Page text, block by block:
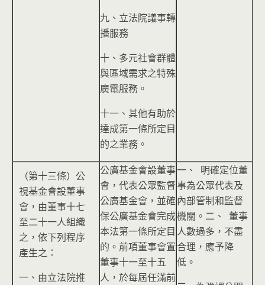
九、立法院議事轉
播服務
十、多元社會群體
與區域需求之特殊
廣電服務。
十一、其他有助於
達成第一條所定目
的之業務。
（第十三條）公
視基金會設董事
會，由董事十七
至二十一人組織
之，依下列程序
產生之：
一、由立法院推
公廣基金會設董事
會，代表公眾監督
公廣基金會，並確
保公廣基金會完成
本法第一條所定目
的。前項董事會置
董事十一至十五
人，於每屆任滿前
一、 明確定位董
事為公眾代表及
內部管制和監督
機關。二、 董事
人數過多，不盡
合理，應予降
低。